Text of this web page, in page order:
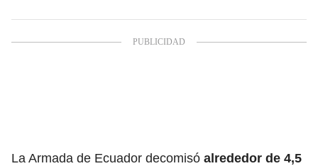
La Armada de Ecuador decomisó alrededor de 4,5